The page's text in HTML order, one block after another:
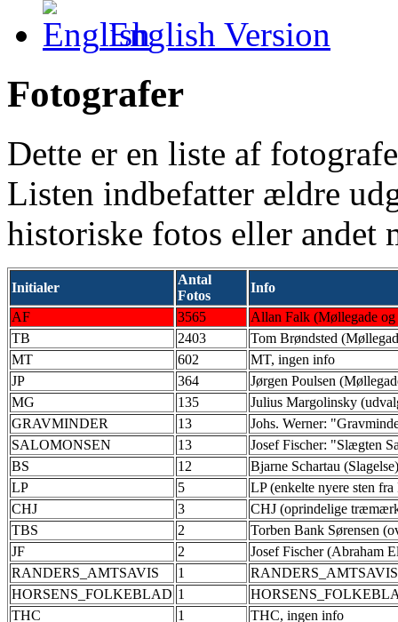
English Version
Fotografer
Dette er en liste af
Listen indbefatter ældre
historiske fotos eller andet
Initialer
Antal
Fotos
Info
AF
3565
Allan Falk (Møllegade
TB
2403
Tom Brøndsted
MT
602
MT, ingen info
JP
364
Jørgen Poulsen
MG
135
Julius Margolinsky
GRAVMINDER
13
Johs. Werner:
SALOMONSEN
13
Josef Fischer: "Slægten
BS
12
Bjarne Schartau (Slagelse)
LP
5
LP (enkelte nyere sten fra
CHJ
3
CHJ (oprindelige
TBS
2
Torben Bank Sørensen
JF
2
Josef Fischer (Abraham
RANDERS_AMTSAVIS
1
HORSENS_FOLKEBLAD 1
THC
1 THC, ingen info